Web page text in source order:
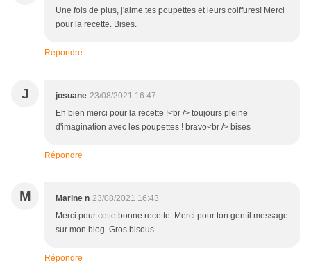
Une fois de plus, j'aime tes poupettes et leurs coiffures! Merci
pour la recette. Bises.
Répondre
J josuane 23/08/2021 16:47
Eh bien merci pour la recette !<br /> toujours pleine
d'imagination avec les poupettes ! bravo<br /> bises
Répondre
M Marine n 23/08/2021 16:43
Merci pour cette bonne recette. Merci pour ton gentil message
sur mon blog. Gros bisous.
Répondre